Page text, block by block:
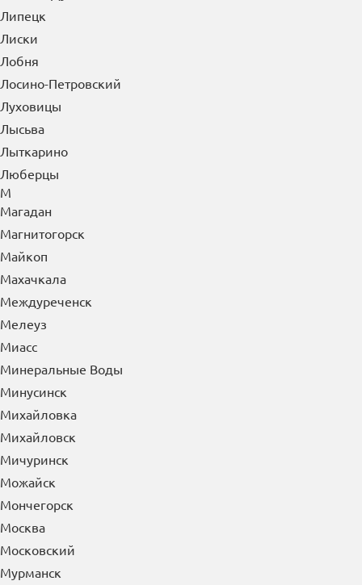
Липецк
Лиски
Лобня
Лосино-Петровский
Луховицы
Лысьва
Лыткарино
Люберцы
М
Магадан
Магнитогорск
Майкоп
Махачкала
Междуреченск
Мелеуз
Миасс
Минеральные Воды
Минусинск
Михайловка
Михайловск
Мичуринск
Можайск
Мончегорск
Москва
Московский
Мурманск